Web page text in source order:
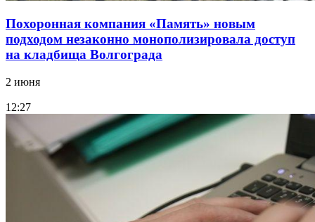
Похоронная компания «Память» новым
подходом незаконно монополизировала доступ
на кладбища Волгограда
2 июня
12:27